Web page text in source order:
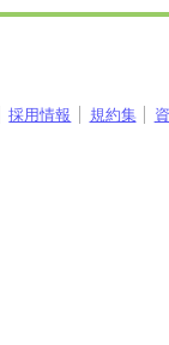
採用情報 規約集